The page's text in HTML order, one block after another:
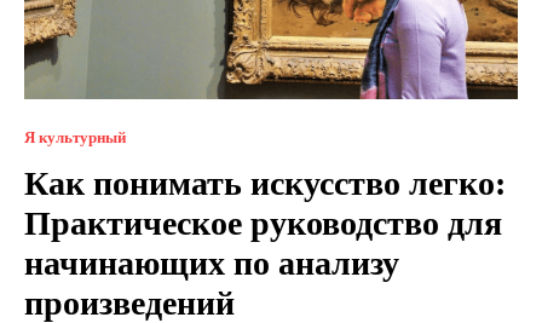
Я культурный
Как понимать искусство легко:
Практическое руководство для
начинающих по анализу
произведений